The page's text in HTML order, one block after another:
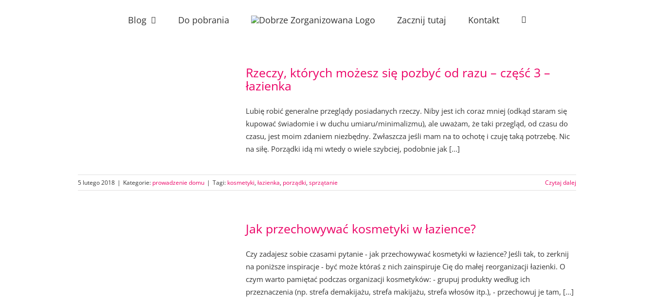
Blog Do pobrania Zacznij tutaj Kontakt
Rzeczy, których możesz się pozbyć od razu – część 3 –
łazienka
Lubię robić generalne przeglądy posiadanych rzeczy. Niby jest ich coraz mniej (odkąd staram się
kupować świadomie i w duchu umiaru/minimalizmu), ale uważam, że taki przegląd, od czasu do
czasu, jest moim zdaniem niezbędny. Zwłaszcza jeśli mam na to ochotę i czuję taką potrzebę. Nic
na siłę. Porządki idą mi wtedy o wiele szybciej, podobnie jak [...]
5 lutego 2018 | Kategorie: prowadzenie domu | Tagi: kosmetyki, łazienka, porządki, sprzątanie Czytaj dalej
Jak przechowywać kosmetyki w łazience?
Czy zadajesz sobie czasami pytanie - jak przechowywać kosmetyki w łazience? Jeśli tak, to zerknij
na poniższe inspiracje - być może któraś z nich zainspiruje Cię do małej reorganizacji łazienki. O
czym warto pamiętać podczas organizacji kosmetyków: - grupuj produkty według ich
przeznaczenia (np. strefa demakijażu, strefa makijażu, strefa włosów itp.), - przechowuj je tam, [...]